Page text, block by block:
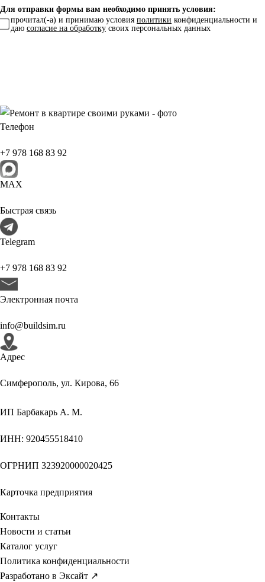
Для отправки формы вам необходимо принять условия:
прочитал(-а) и принимаю условия политики конфиденциальности и
даю согласие на обработку своих персональных данных
Телефон
+7 978 168 83 92
МАХ
Быстрая связь
Telegram
+7 978 168 83 92
Электронная почта
info@buildsim.ru
Адрес
Симферополь, ул. Кирова, 66
ИП Барбакарь А. М.
ИНН: 920455518410
ОГРНИП 323920000020425
Карточка предприятия
Контакты
Новости и статьи
Каталог услуг
Политика конфиденциальности
Разработано в Эксайт ↗